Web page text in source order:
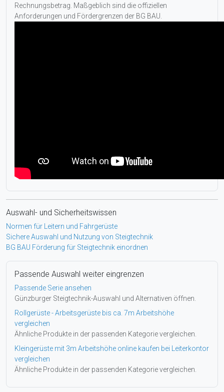
Rechnungsbetrag. Maßgeblich sind die offiziellen
Anforderungen und Fördergrenzen der BG BAU.
Auswahl- und Sicherheitswissen
Normen für Leitern und Fahrgerüste
Sichere Auswahl und Nutzung von Steigtechnik
BG BAU Förderung für Steigtechnik einordnen
Passende Auswahl weiter eingrenzen
Passende Serie ansehen
Günzburger Steigtechnik-Auswahl und Alternativen öffnen.
Rollgerüste - Arbeitsgerüste bis ca. 7m Arbeitshöhe
vergleichen
Ähnliche Produkte in der passenden Kategorie vergleichen.
Kleingerüste mit 3m Arbeitshöhe online kaufen bei Leiterkontor
vergleichen
Ähnliche Produkte in der passenden Kategorie vergleichen.